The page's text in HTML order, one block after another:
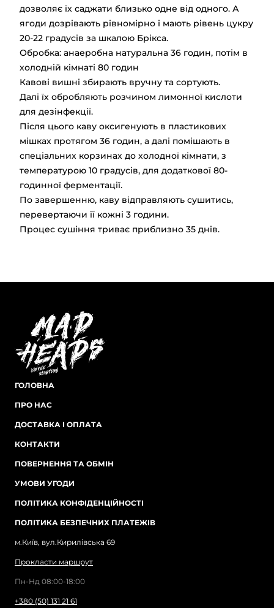
дозволяє їх саджати близько одне від одного. А
ягоди дозрівають рівномірно і мають рівень цукру
20-22 градусів за шкалою Брікса.
Обробка: анаеробна натуральна 36 годин, потім в
холодній кімнаті 80 годин
Кавові вишні збирають вручну та сортують.
Далі їх обробляють розчином лимонної кислоти
для дезінфекції.
Після цього каву оксигенують в пластикових
мішках протягом 36 годин, а далі помішають в
спеціальних корзинах до холодної кімнати, з
температурою 10 градусів, для додаткової 80-
годинної ферментації.
По завершенню, каву відправляють сушитись,
перевертаючи її кожні 3 години.
Процес сушіння триває приблизно 35 днів.
ГОЛОВНА
ПРО НАС
ДОСТАВКА І ОПЛАТА
КОНТАКТИ
ПОВЕРНЕННЯ ТА ОБМІН
УМОВИ УГОДИ
ПОЛІТИКА КОНФІДЕНЦІЙНОСТІ
ПОЛІТИКА БЕЗПЕЧНИХ ПЛАТЕЖІВ
м.Київ, вул.Кирилівська 69
Прокласти маршрут
Пн-Нд 08:00-18:00
+380 (50) 131 21 61